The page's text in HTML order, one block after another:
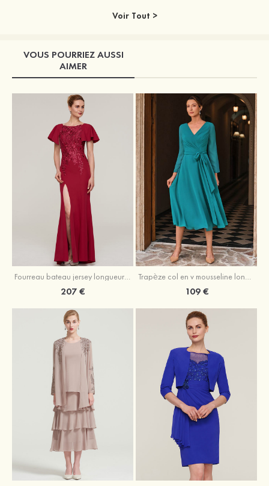
Voir Tout >
VOUS POURRIEZ AUSSI
AIMER
207 € 109 €